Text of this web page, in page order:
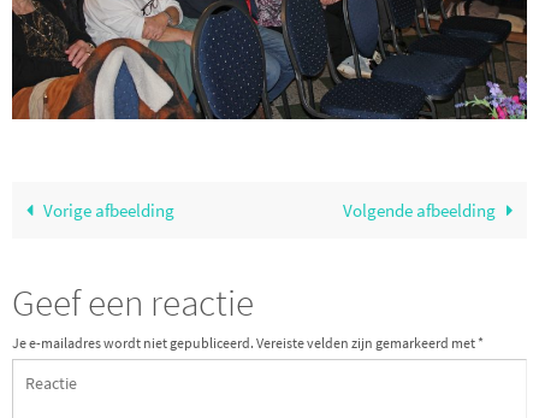
Vorige afbeelding Volgende afbeelding
Geef een reactie
Je e-mailadres wordt niet gepubliceerd. Vereiste velden zijn gemarkeerd met *